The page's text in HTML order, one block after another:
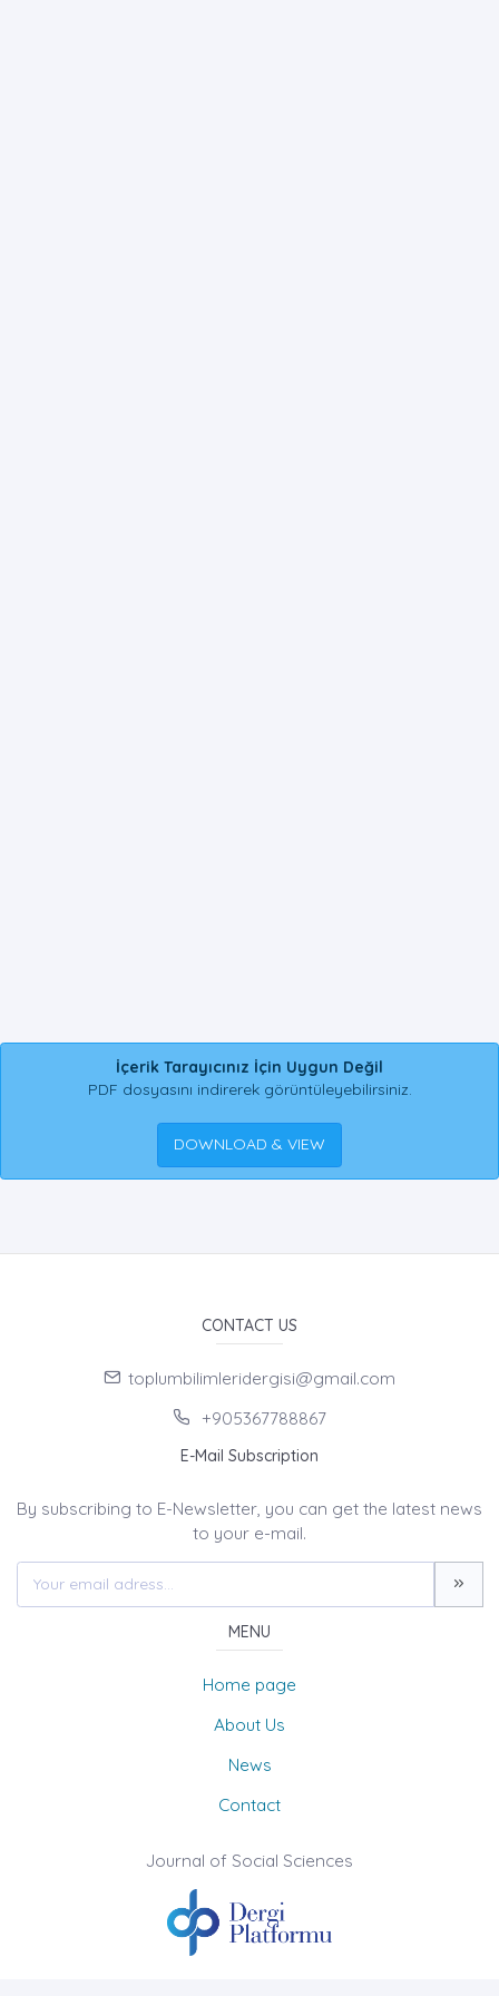
İçerik Tarayıcınız İçin Uygun Değil
PDF dosyasını indirerek görüntüleyebilirsiniz.
DOWNLOAD & VIEW
CONTACT US
toplumbilimleridergisi@gmail.com
+905367788867
E-Mail Subscription
By subscribing to E-Newsletter, you can get the latest news
to your e-mail.
MENU
Home page
About Us
News
Contact
Journal of Social Sciences